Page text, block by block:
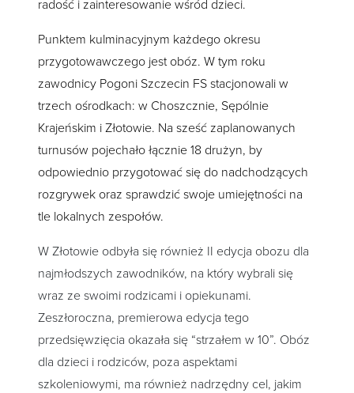
radość i zainteresowanie wśród dzieci.
Punktem kulminacyjnym każdego okresu
przygotowawczego jest obóz. W tym roku
zawodnicy Pogoni Szczecin FS stacjonowali w
trzech ośrodkach: w Choszcznie, Sępólnie
Krajeńskim i Złotowie. Na sześć zaplanowanych
turnusów pojechało łącznie 18 drużyn, by
odpowiednio przygotować się do nadchodzących
rozgrywek oraz sprawdzić swoje umiejętności na
tle lokalnych zespołów.
W Złotowie odbyła się również II edycja obozu dla
najmłodszych zawodników, na który wybrali się
wraz ze swoimi rodzicami i opiekunami.
Zeszłoroczna, premierowa edycja tego
przedsięwzięcia okazała się “strzałem w 10”. Obóz
dla dzieci i rodziców, poza aspektami
szkoleniowymi, ma również nadrzędny cel, jakim